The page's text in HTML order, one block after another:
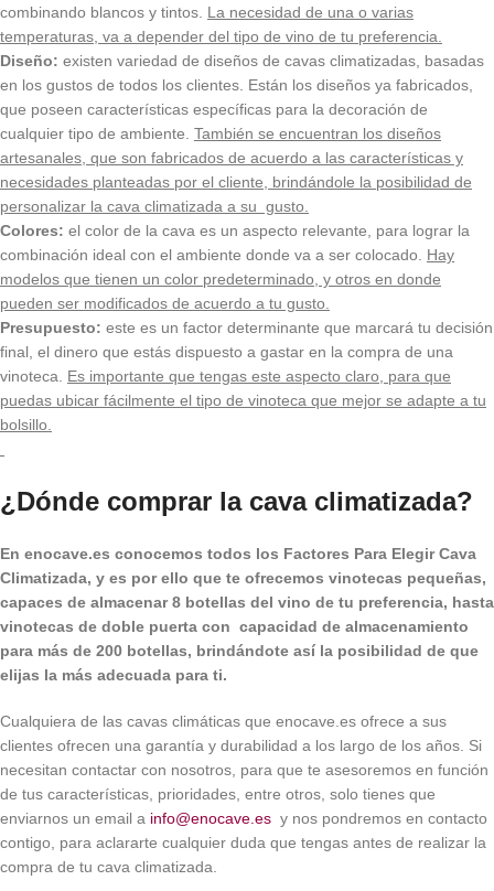
combinando blancos y tintos. La necesidad de una o varias
temperaturas, va a depender del tipo de vino de tu preferencia.
Diseño: existen variedad de diseños de cavas climatizadas, basadas
en los gustos de todos los clientes. Están los diseños ya fabricados,
que poseen características específicas para la decoración de
cualquier tipo de ambiente. También se encuentran los diseños
artesanales, que son fabricados de acuerdo a las características y
necesidades planteadas por el cliente, brindándole la posibilidad de
personalizar la cava climatizada a su gusto.
Colores: el color de la cava es un aspecto relevante, para lograr la
combinación ideal con el ambiente donde va a ser colocado. Hay
modelos que tienen un color predeterminado, y otros en donde
pueden ser modificados de acuerdo a tu gusto.
Presupuesto: este es un factor determinante que marcará tu decisión
final, el dinero que estás dispuesto a gastar en la compra de una
vinoteca. Es importante que tengas este aspecto claro, para que
puedas ubicar fácilmente el tipo de vinoteca que mejor se adapte a tu
bolsillo.
¿Dónde comprar la cava climatizada?
En enocave.es conocemos todos los Factores Para Elegir Cava
Climatizada, y es por ello que te ofrecemos vinotecas pequeñas,
capaces de almacenar 8 botellas del vino de tu preferencia, hasta
vinotecas de doble puerta con capacidad de almacenamiento
para más de 200 botellas, brindándote así la posibilidad de que
elijas la más adecuada para ti.
Cualquiera de las cavas climáticas que enocave.es ofrece a sus
clientes ofrecen una garantía y durabilidad a los largo de los años. Si
necesitan contactar con nosotros, para que te asesoremos en función
de tus características, prioridades, entre otros, solo tienes que
enviarnos un email a info@enocave.es y nos pondremos en contacto
contigo, para aclararte cualquier duda que tengas antes de realizar la
compra de tu cava climatizada.